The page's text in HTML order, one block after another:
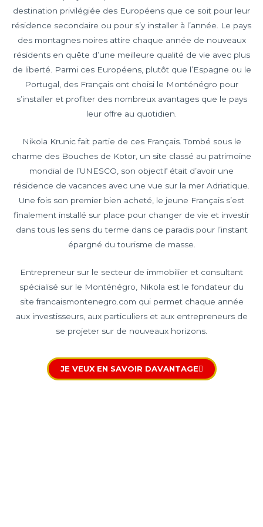
destination privilégiée des Européens que ce soit pour leur
résidence secondaire ou pour s’y installer à l’année. Le pays
des montagnes noires attire chaque année de nouveaux
résidents en quête d’une meilleure qualité de vie avec plus
de liberté. Parmi ces Européens, plutôt que l’Espagne ou le
Portugal, des Français ont choisi le Monténégro pour
s’installer et profiter des nombreux avantages que le pays
leur offre au quotidien.
Nikola Krunic fait partie de ces Français. Tombé sous le
charme des Bouches de Kotor, un site classé au patrimoine
mondial de l’UNESCO, son objectif était d’avoir une
résidence de vacances avec une vue sur la mer Adriatique.
Une fois son premier bien acheté, le jeune Français s’est
finalement installé sur place pour changer de vie et investir
dans tous les sens du terme dans ce paradis pour l’instant
épargné du tourisme de masse.
Entrepreneur sur le secteur de immobilier et consultant
spécialisé sur le Monténégro, Nikola est le fondateur du
site francaismontenegro.com qui permet chaque année
aux investisseurs, aux particuliers et aux entrepreneurs de
se projeter sur de nouveaux horizons.
JE VEUX EN SAVOIR DAVANTAGE